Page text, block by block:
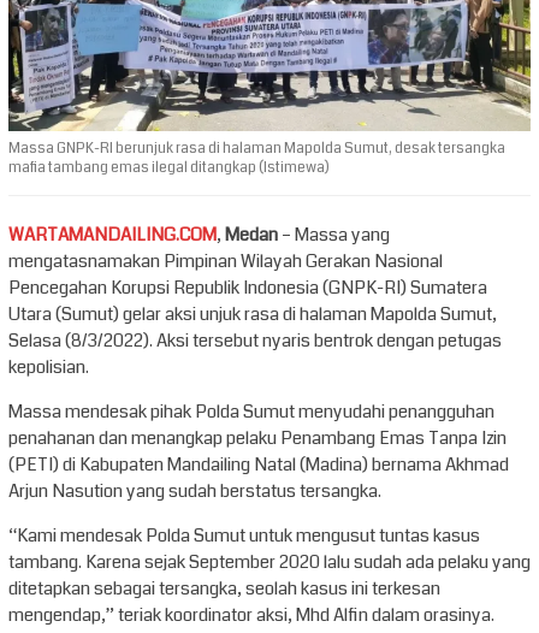
Massa GNPK-RI berunjuk rasa di halaman Mapolda Sumut, desak tersangka
mafia tambang emas ilegal ditangkap (Istimewa)
WARTAMANDAILING.COM,Medan– Massa yang
mengatasnamakan Pimpinan Wilayah Gerakan Nasional
Pencegahan Korupsi Republik Indonesia (GNPK-RI) Sumatera
Utara (Sumut) gelar aksi unjuk rasa di halaman Mapolda Sumut,
Selasa (8/3/2022). Aksi tersebut nyaris bentrok dengan petugas
kepolisian.
Massa mendesak pihak Polda Sumut menyudahi penangguhan
penahanan dan menangkap pelaku Penambang Emas Tanpa Izin
(PETI) di Kabupaten Mandailing Natal (Madina) bernama Akhmad
Arjun Nasution yang sudah berstatus tersangka.
“Kami mendesak Polda Sumut untuk mengusut tuntas kasus
tambang. Karena sejak September 2020 lalu sudah ada pelaku yang
ditetapkan sebagai tersangka, seolah kasus ini terkesan
mengendap,” teriak koordinator aksi, Mhd Alfin dalam orasinya.